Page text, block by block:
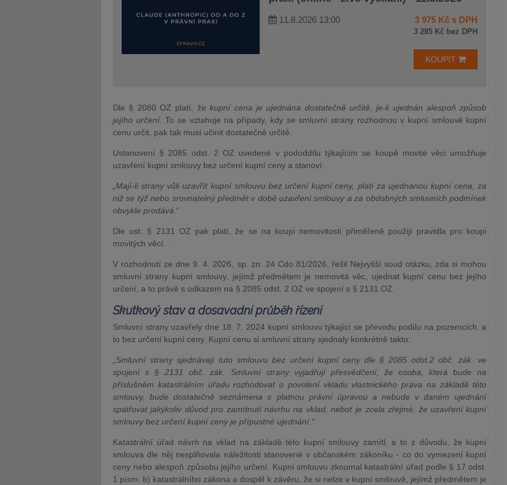
11.8.2026 13:00 3 975 Kč s DPH
3 285 Kč bez DPH
KOUPIT
Dle § 2080 OZ platí, žekupní cena je ujednána dostatečně určitě, je-li ujednán alespoň způsob
jejího určení. To se vztahuje na případy, kdy se smluvní strany rozhodnou v kupní smlouvě kupní
cenu určit, pak tak musí učinit dostatečně určitě.
Ustanovení § 2085 odst. 2 OZ uvedené v pododdílu týkajícím se koupě movité věci umožňuje
uzavření kupní smlouvy bez určení kupní ceny a stanoví:
„Mají-li strany vůli uzavřít kupní smlouvu bez určení kupní ceny, platí za ujednanou kupní cena, za
niž se týž nebo srovnatelný předmět v době uzavření smlouvy a za obdobných smluvních podmínek
obvykle prodává .“
Dle ust. § 2131 OZ pak platí, že se na koupi nemovitosti přiměřeně použijí pravidla pro koupi
movitých věcí.
V rozhodnutí ze dne 9. 4. 2026, sp. zn. 24 Cdo 81/2026, řešil Nejvyšší soud otázku, zda si mohou
smluvní strany kupní smlouvy, jejímž předmětem je nemovitá věc, ujednat kupní cenu bez jejího
určení, a to právě s odkazem na § 2085 odst. 2 OZ ve spojení s § 2131 OZ.
Skutkový stav a dosavadní průběh řízení
Smluvní strany uzavřely dne 18. 7. 2024 kupní smlouvu týkající se převodu podílu na pozemcích, a
to bez určení kupní ceny. Kupní cenu si smluvní strany sjednaly konkrétně takto:
„Smluvní strany sjednávají tuto smlouvu bez určení kupní ceny dle § 2085 odst.2 obč. zák. ve
spojení s § 2131 obč. zák. Smluvní strany vyjadřují přesvědčení, že osoba, která bude na
příslušném katastrálním úřadu rozhodovat o povolení vkladu vlastnického práva na základě této
smlouvy, bude dostatečně seznámena s platnou právní úpravou a nebude v daném ujednání
spatřovat jakýkoliv důvod pro zamítnutí návrhu na vklad, neboť je zcela zřejmé, že uzavření kupní
smlouvy bez určení kupní ceny je přípustné ujednání.“
Katastrální úřad návrh na vklad na základě této kupní smlouvy zamítl, a to z důvodu, že kupní
smlouva dle něj nesplňovala náležitosti stanovené v občanském zákoníku - co do vymezení kupní
ceny nebo alespoň způsobu jejího určení. Kupní smlouvu zkoumal katastrální úřad podle § 17 odst.
1 písm. b) katastrálního zákona a dospěl k závěru, že si nelze v kupní smlouvě, jejímž předmětem je